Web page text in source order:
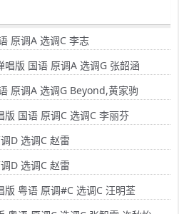
原调A 选调C 李志
唱版 国语 原调A 选调G 张韶涵
原调A 选调G Beyond,黄家驹
版 国语 原调C 选调C 李丽芬
D 选调C 赵雷
D 选调C 赵雷
版 粤语 原调#C 选调C 汪明荃